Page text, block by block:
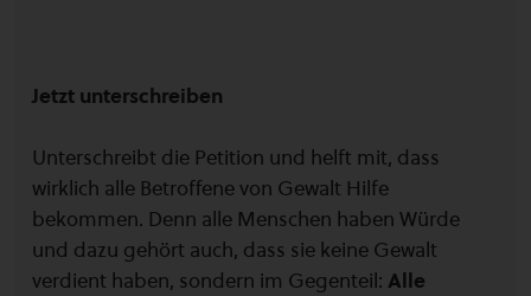
Jetzt unterschreiben
Unterschreibt die Petition und helft mit, dass
wirklich alle Betroffene von Gewalt Hilfe
bekommen. Denn alle Menschen haben Würde
und dazu gehört auch, dass sie keine Gewalt
verdient haben, sondern im Gegenteil: Alle